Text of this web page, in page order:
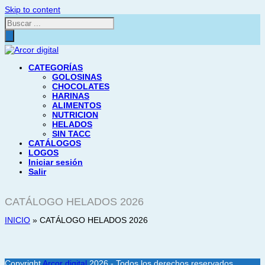
Skip to content
Búsqueda
de
productos
CATEGORÍAS
GOLOSINAS
CHOCOLATES
HARINAS
ALIMENTOS
NUTRICION
HELADOS
SIN TACC
CATÁLOGOS
LOGOS
Iniciar sesión
Salir
CATÁLOGO HELADOS 2026
INICIO » CATÁLOGO HELADOS 2026